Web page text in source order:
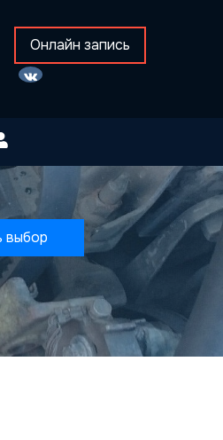
Онлайн запись
выбор